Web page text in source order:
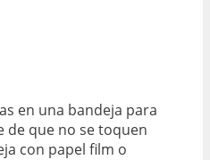
en una bandeja para
de que no se toquen
con papel film o